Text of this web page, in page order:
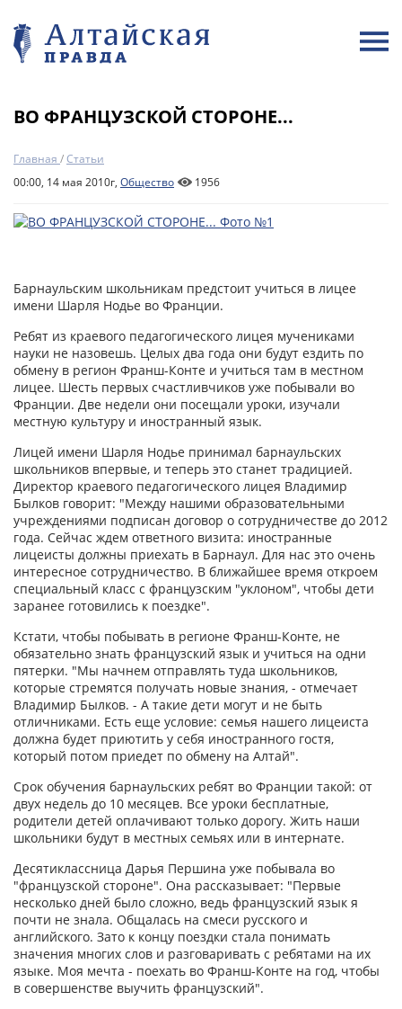
ВО ФРАНЦУЗСКОЙ СТОРОНЕ...
Главная /Статьи
00:00, 14 мая 2010г, Общество 1956
Барнаульским школьникам предстоит учиться в лицее
имени Шарля Нодье во Франции.
Ребят из краевого педагогического лицея мучениками
науки не назовешь. Целых два года они будут ездить по
обмену в регион Франш-Конте и учиться там в местном
лицее. Шесть первых счастливчиков уже побывали во
Франции. Две недели они посещали уроки, изучали
местную культуру и иностранный язык.
Лицей имени Шарля Нодье принимал барнаульских
школьников впервые, и теперь это станет традицией.
Директор краевого педагогического лицея Владимир
Былков говорит: "Между нашими образовательными
учреждениями подписан договор о сотрудничестве до 2012
года. Сейчас ждем ответного визита: иностранные
лицеисты должны приехать в Барнаул. Для нас это очень
интересное сотрудничество. В ближайшее время откроем
специальный класс с французским "уклоном", чтобы дети
заранее готовились к поездке".
Кстати, чтобы побывать в регионе Франш-Конте, не
обязательно знать французский язык и учиться на одни
пятерки. "Мы начнем отправлять туда школьников,
которые стремятся получать новые знания, - отмечает
Владимир Былков. - А такие дети могут и не быть
отличниками. Есть еще условие: семья нашего лицеиста
должна будет приютить у себя иностранного гостя,
который потом приедет по обмену на Алтай".
Срок обучения барнаульских ребят во Франции такой: от
двух недель до 10 месяцев. Все уроки бесплатные,
родители детей оплачивают только дорогу. Жить наши
школьники будут в местных семьях или в интернате.
Десятиклассница Дарья Першина уже побывала во
"французской стороне". Она рассказывает: "Первые
несколько дней было сложно, ведь французский язык я
почти не знала. Общалась на смеси русского и
английского. Зато к концу поездки стала понимать
значения многих слов и разговаривать с ребятами на их
языке. Моя мечта - поехать во Франш-Конте на год, чтобы
в совершенстве выучить французский".